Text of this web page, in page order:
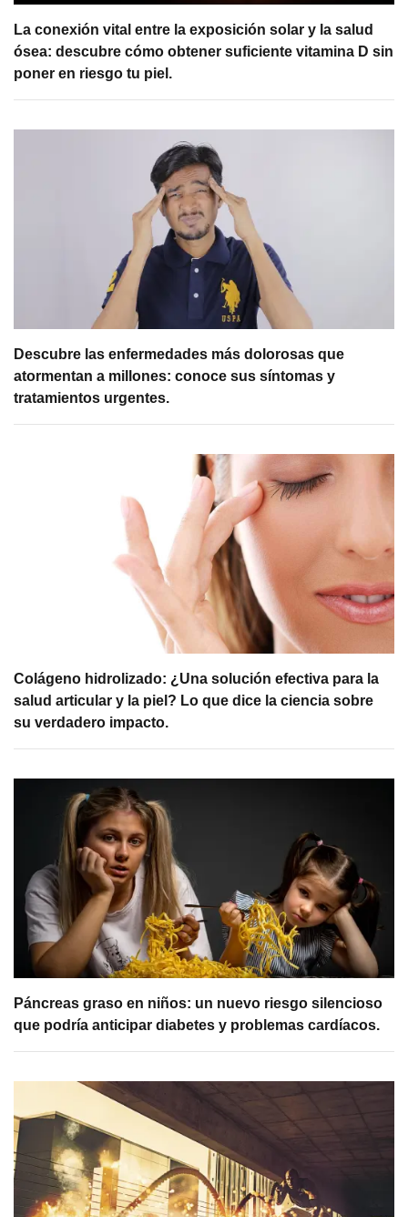
La conexión vital entre la exposición solar y la salud
ósea: descubre cómo obtener suficiente vitamina D sin
poner en riesgo tu piel.
Descubre las enfermedades más dolorosas que
atormentan a millones: conoce sus síntomas y
tratamientos urgentes.
Colágeno hidrolizado: ¿Una solución efectiva para la
salud articular y la piel? Lo que dice la ciencia sobre
su verdadero impacto.
Páncreas graso en niños: un nuevo riesgo silencioso
que podría anticipar diabetes y problemas cardíacos.